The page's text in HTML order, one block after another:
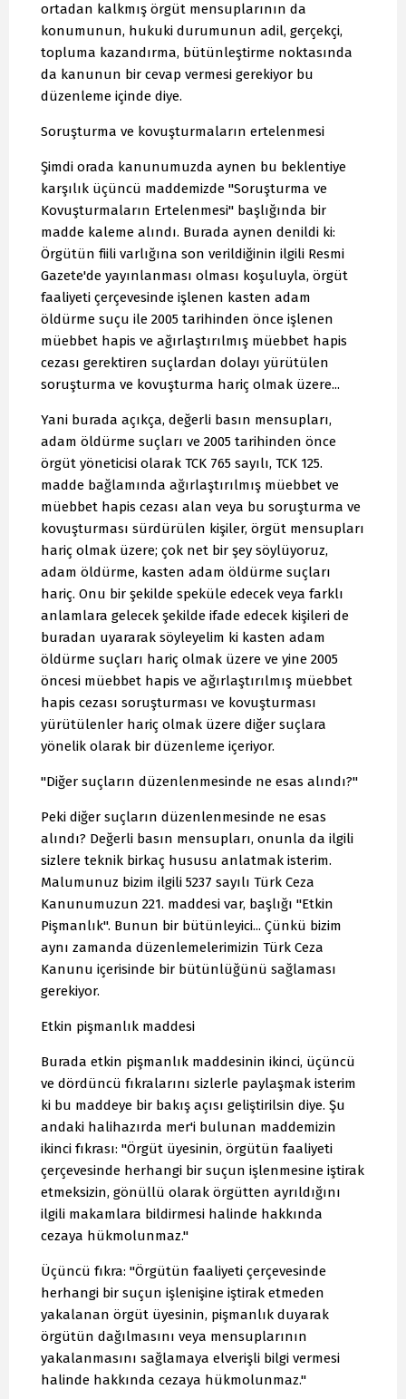
ortadan kalkmış örgüt mensuplarının da
konumunun, hukuki durumunun adil, gerçekçi,
topluma kazandırma, bütünleştirme noktasında
da kanunun bir cevap vermesi gerekiyor bu
düzenleme içinde diye.
Soruşturma ve kovuşturmaların ertelenmesi
Şimdi orada kanunumuzda aynen bu beklentiye
karşılık üçüncü maddemizde "Soruşturma ve
Kovuşturmaların Ertelenmesi" başlığında bir
madde kaleme alındı. Burada aynen denildi ki:
Örgütün fiili varlığına son verildiğinin ilgili Resmi
Gazete'de yayınlanması olması koşuluyla, örgüt
faaliyeti çerçevesinde işlenen kasten adam
öldürme suçu ile 2005 tarihinden önce işlenen
müebbet hapis ve ağırlaştırılmış müebbet hapis
cezası gerektiren suçlardan dolayı yürütülen
soruşturma ve kovuşturma hariç olmak üzere...
Yani burada açıkça, değerli basın mensupları,
adam öldürme suçları ve 2005 tarihinden önce
örgüt yöneticisi olarak TCK 765 sayılı, TCK 125.
madde bağlamında ağırlaştırılmış müebbet ve
müebbet hapis cezası alan veya bu soruşturma ve
kovuşturması sürdürülen kişiler, örgüt mensupları
hariç olmak üzere; çok net bir şey söylüyoruz,
adam öldürme, kasten adam öldürme suçları
hariç. Onu bir şekilde speküle edecek veya farklı
anlamlara gelecek şekilde ifade edecek kişileri de
buradan uyararak söyleyelim ki kasten adam
öldürme suçları hariç olmak üzere ve yine 2005
öncesi müebbet hapis ve ağırlaştırılmış müebbet
hapis cezası soruşturması ve kovuşturması
yürütülenler hariç olmak üzere diğer suçlara
yönelik olarak bir düzenleme içeriyor.
"Diğer suçların düzenlenmesinde ne esas alındı?"
Peki diğer suçların düzenlenmesinde ne esas
alındı? Değerli basın mensupları, onunla da ilgili
sizlere teknik birkaç hususu anlatmak isterim.
Malumunuz bizim ilgili 5237 sayılı Türk Ceza
Kanunumuzun 221. maddesi var, başlığı "Etkin
Pişmanlık". Bunun bir bütünleyici... Çünkü bizim
aynı zamanda düzenlemelerimizin Türk Ceza
Kanunu içerisinde bir bütünlüğünü sağlaması
gerekiyor.
Etkin pişmanlık maddesi
Burada etkin pişmanlık maddesinin ikinci, üçüncü
ve dördüncü fıkralarını sizlerle paylaşmak isterim
ki bu maddeye bir bakış açısı geliştirilsin diye. Şu
andaki halihazırda mer'i bulunan maddemizin
ikinci fıkrası: "Örgüt üyesinin, örgütün faaliyeti
çerçevesinde herhangi bir suçun işlenmesine iştirak
etmeksizin, gönüllü olarak örgütten ayrıldığını
ilgili makamlara bildirmesi halinde hakkında
cezaya hükmolunmaz."
Üçüncü fıkra: "Örgütün faaliyeti çerçevesinde
herhangi bir suçun işlenişine iştirak etmeden
yakalanan örgüt üyesinin, pişmanlık duyarak
örgütün dağılmasını veya mensuplarının
yakalanmasını sağlamaya elverişli bilgi vermesi
halinde hakkında cezaya hükmolunmaz."